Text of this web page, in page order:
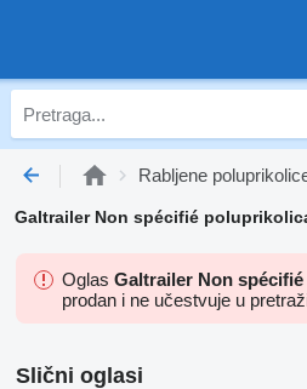
Rabljene
Galtrailer Non spécifié
Oglas Galtrailer Non
prodan i ne učestvuje u
Slični oglasi